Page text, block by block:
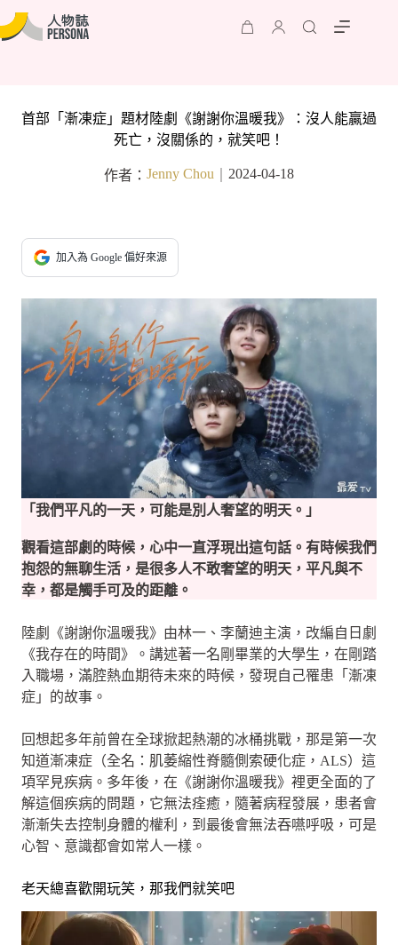
首部「漸凍症」題材陸劇《謝謝你溫暖我》：沒人能贏過
死亡，沒關係的，就笑吧！
作者： Jenny Chou 2024-04-18
加入為 Google 偏好來源
「我們平凡的一天，可能是別人奢望的明天。」
觀看這部劇的時候，心中一直浮現出這句話。有時候我們
抱怨的無聊生活，是很多人不敢奢望的明天，平凡與不
幸，都是觸手可及的距離。
陸劇《謝謝你溫暖我》由林一、李蘭迪主演，改編自日劇
《我存在的時間》。講述著一名剛畢業的大學生，在剛踏
入職場，滿腔熱血期待未來的時候，發現自己罹患「漸凍
症」的故事。
回想起多年前曾在全球掀起熱潮的冰桶挑戰，那是第一次
知道漸凍症（全名：肌萎縮性脊髓側索硬化症，ALS）這
項罕見疾病。多年後，在《謝謝你溫暖我》裡更全面的了
解這個疾病的問題，它無法痊癒，隨著病程發展，患者會
漸漸失去控制身體的權利，到最後會無法吞嚥呼吸，可是
心智、意識都會如常人一樣。
老天總喜歡開玩笑，那我們就笑吧